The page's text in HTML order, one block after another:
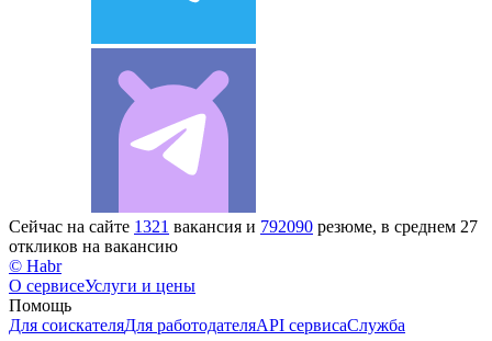
Сейчас на сайте 1321 вакансия и 792090 резюме, в среднем 27
откликов на вакансию
© Habr
О сервисеУслуги и цены
Помощь
Для соискателяДля работодателяAPI сервисаСлужба